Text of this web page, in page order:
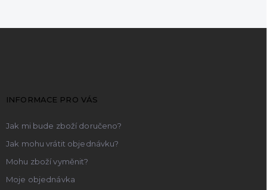
INFORMACE PRO VÁS
Jak mi bude zboží doručeno?
Jak mohu vrátit objednávku?
Mohu zboží vyměnit?
Moje objednávka